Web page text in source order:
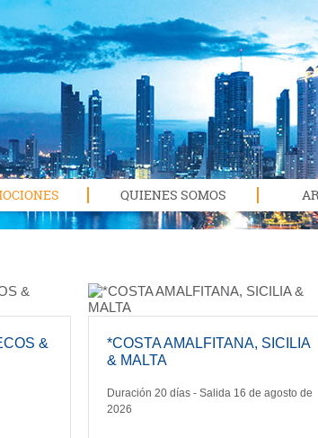
QUIENES SOMOS
&
*COSTA AMALFITANA, SICILIA
& MALTA
Duración 20 días - Salida 16 de agosto de
2026